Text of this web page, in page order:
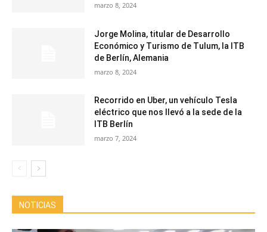
marzo 8, 2024
Jorge Molina, titular de Desarrollo
Económico y Turismo de Tulum, la ITB
de Berlín, Alemania
marzo 8, 2024
Recorrido en Uber, un vehículo Tesla
eléctrico que nos llevó a la sede de la
ITB Berlín
marzo 7, 2024
NOTICIAS